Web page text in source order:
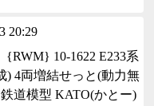
20:29
{RWM} 10-1622 E233系
) 4両増結せっと(動力無
道模型 KATO(かとー)